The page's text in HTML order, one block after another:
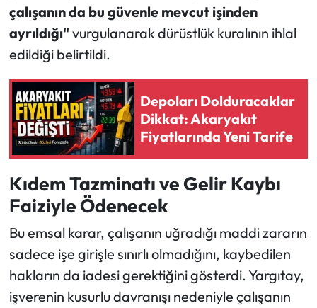
çalışanın da bu güvenle mevcut işinden
ayrıldığı" vurgulanarak dürüstlük kuralının ihlal
edildiği belirtildi.
Depoları Dolduracaklar
Dikkat: Akaryakıt
Fiyatlarında Yeni Tarife
Kıdem Tazminatı ve Gelir Kaybı
Faiziyle Ödenecek
Bu emsal karar, çalışanın uğradığı maddi zararın
sadece işe girişle sınırlı olmadığını, kaybedilen
hakların da iadesi gerektiğini gösterdi. Yargıtay,
işverenin kusurlu davranışı nedeniyle çalışanın